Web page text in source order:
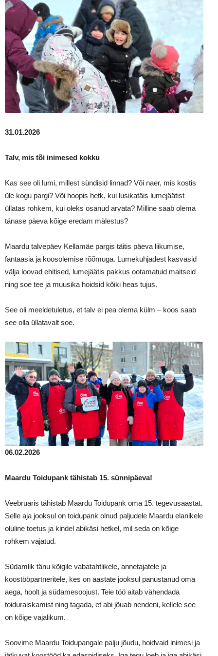
31.01.2026
Talv, mis tõi inimesed kokku
Kas see oli lumi, millest sündisid linnad? Või naer, mis kostis
üle kogu pargi? Või hoopis hetk, kui lusikatäis lumejäätist
üllatas rohkem, kui oleks osanud arvata? Milline saab olema
tänase päeva kõige eredam mälestus?
Maardu talvepäev Kellamäe pargis täitis päeva liikumise,
fantaasia ja koosolemise rõõmuga. Lumekuhjadest kasvasid
välja loovad ehitised, lumejäätis pakkus ootamatuid maitseid
ning soe tee ja muusika hoidsid kõiki heas tujus.
See oli meeldetuletus, et talv ei pea olema külm – koos saab
see olla üllatavalt soe.
06.02.2026
Maardu Toidupank tähistab 15. sünnipäeva!
Veebruaris tähistab Maardu Toidupank oma 15. tegevusaastat.
Selle aja jooksul on toidupank olnud paljudele Maardu elanikele
oluline toetus ja kindel abikäsi hetkel, mil seda on kõige
rohkem vajatud.
Südamlik tänu kõigile vabatahtlikele, annetajatele ja
koostööpartneritele, kes on aastate jooksul panustanud oma
aega, hoolt ja südamesoojust. Teie töö aitab vähendada
toiduraiskamist ning tagada, et abi jõuab nendeni, kellele see
on kõige vajalikum.
Soovime Maardu Toidupangale palju jõudu, hoidvaid inimesi ja